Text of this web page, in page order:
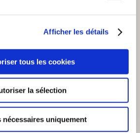
Afficher les détails
tous les cookies
la sélection
nécessaires uniquement